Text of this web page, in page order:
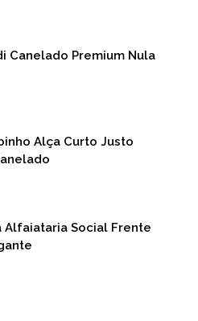
Canelado Premium Nula
Alça Curto Justo
Alfaiataria Social Frente